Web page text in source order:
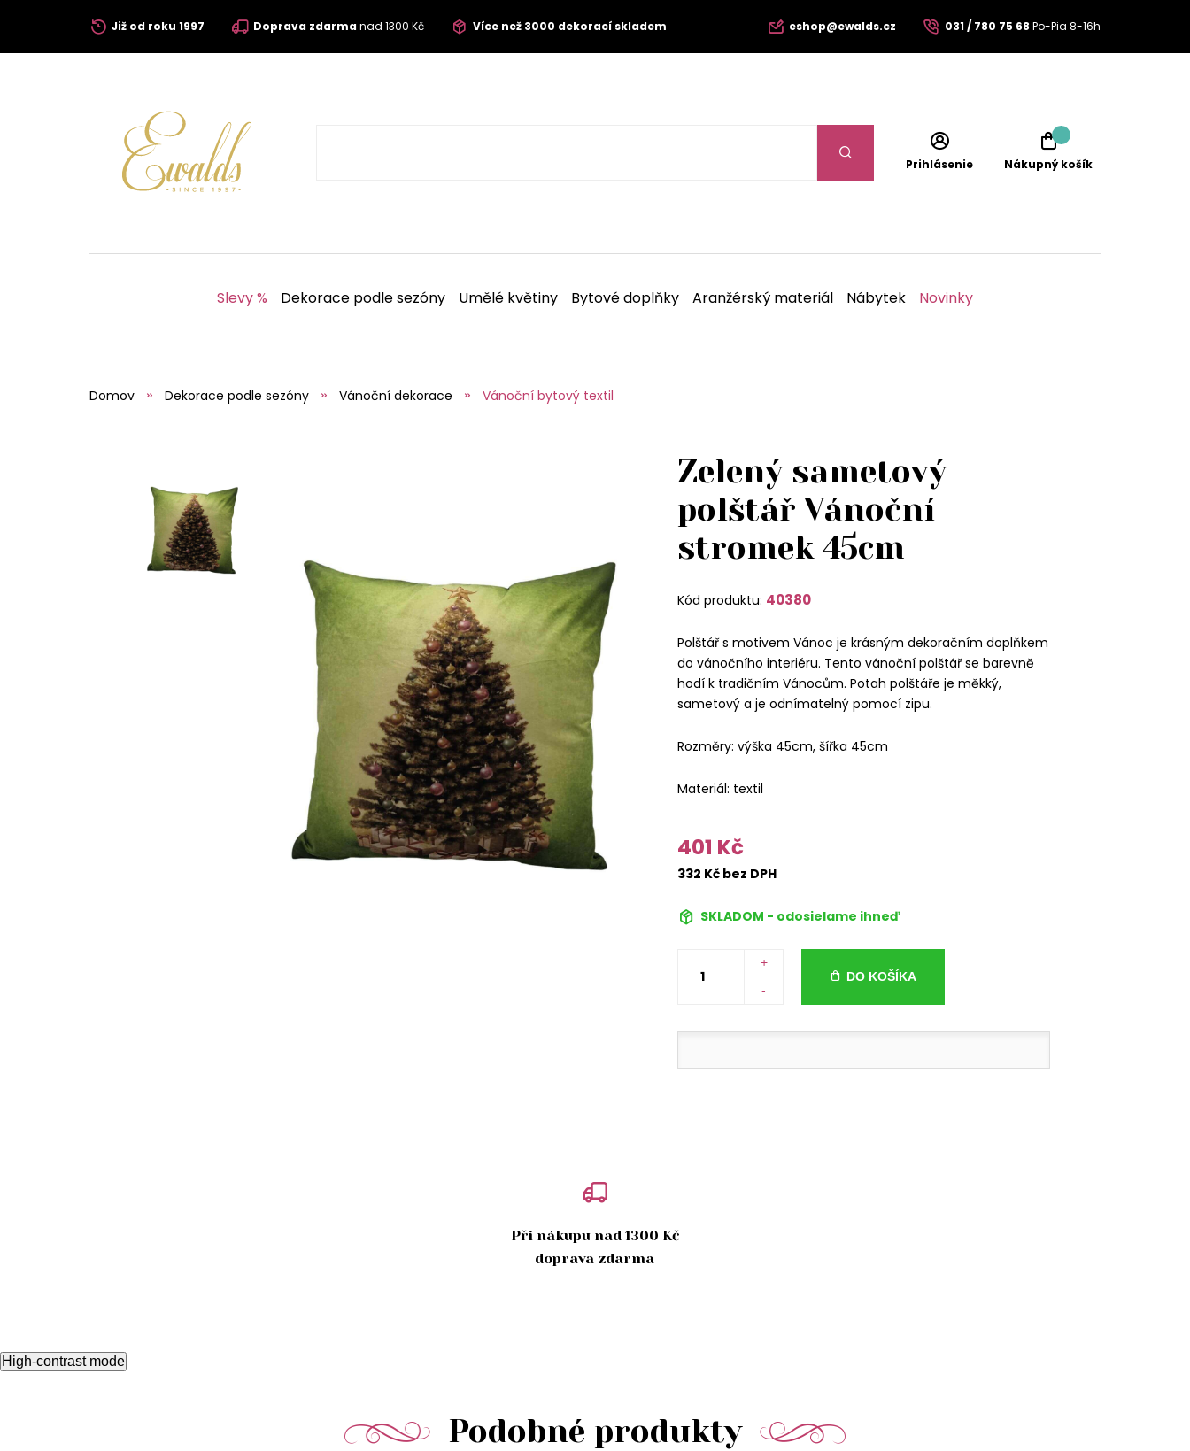
Již od roku 1997 Doprava zdarmanad 1300 Kč Více než 3000 dekorací skladem eshop@ewalds.cz 031 / 780 75 68 Po-Pia 8-16h
Prihlásenie Nákupný košík
Slevy % Dekorace podle sezóny Umělé květiny Bytové doplňky Aranžérský materiál Nábytek Novinky
Domov Dekorace podle sezóny Vánoční dekorace Vánoční bytový textil
Zelený sametový
polštář Vánoční
stromek 45cm
Kód produktu: 40380
Polštář s motivem Vánoc je krásným dekoračním doplňkem
do vánočního interiéru. Tento vánoční polštář se barevně
hodí k tradičním Vánocům. Potah polštáře je měkký,
sametový a je odnímatelný pomocí zipu.
Rozměry: výška 45cm, šířka 45cm
Materiál: textil
401 Kč
332 Kč bez DPH
SKLADOM - odosielame ihneď
+
-
DO KOŠÍKA
Při nákupu nad 1300 Kč
doprava zdarma
High-contrast mode
Podobné produkty